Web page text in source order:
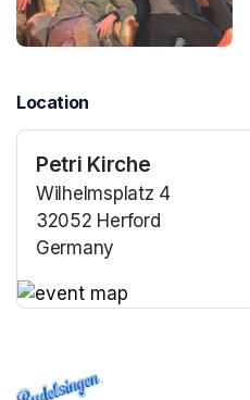
Location
Petri Kirche
Wilhelmsplatz 4
32052 Herford
Germany